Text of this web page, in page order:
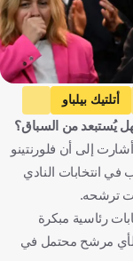
أتلتيك بيلباو
يُستبعد من السباق؟
إلى أن فلورنتينو
انتخابات النادي
ترشحه.
رئاسية مبكرة
لأي مرشح محتمل في